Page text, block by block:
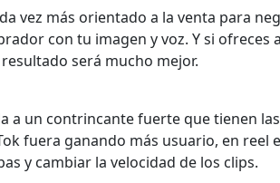
vez más orientado a la venta para
con tu imagen y voz. Y si ofreces
será mucho mejor.
un contrincante fuerte que tienen
fuera ganando más usuario, en reel
y cambiar la velocidad de los clips.